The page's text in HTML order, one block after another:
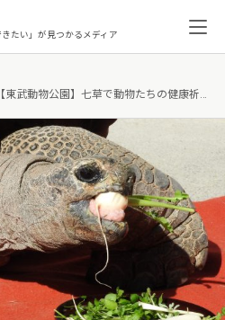
きたい」が見つかるメディア
【東武動物公園】七草で動物たちの健康祈願！ゾウガメとマレーバクに七草をプレゼント！